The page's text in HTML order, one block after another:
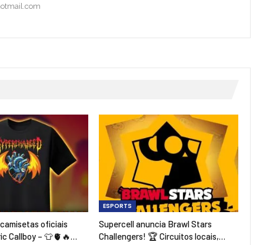
oficiais
Callboy – 👕🫀🔥…
ESPORTS
Supercell anuncia Brawl Stars
Challengers! 🏆 Circuitos locais,…